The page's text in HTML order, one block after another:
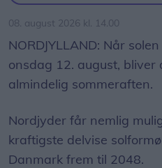
08. august 2026 kl. 14.00
NORDJYLLAND: Når
onsdag 12. august, bliver
almindelig sommeraften.
Nordjyder får nemlig
kraftigste delvise
Danmark frem til 2048.